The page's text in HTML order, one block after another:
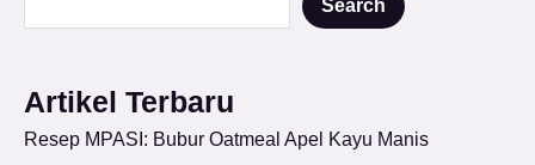
Search
Artikel Terbaru
Resep MPASI: Bubur Oatmeal Apel Kayu Manis